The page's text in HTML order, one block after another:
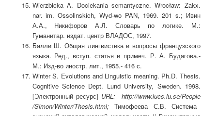
Wierzbicka A. Dociekania semantyczne. Wrocław: Zakx.
nar. im. Ossolinskich, Wyd-wo PAN, 1969. 201 s.; Ивин
А.А., Никифоров А.Л. Словарь по логике. М.:
Гуманитар. издат. центр ВЛАДОС, 1997.
Балли Ш. Общая лингвистика и вопросы французского
языка. Ред., вступ. статья и примеч. Р. А. Будагова.-
М.: Изд-во иностр. лит., 1955.- 416 с.
Winter S. Evolutions and Linguistic meaning. Ph.D. Thesis.
Cognitive Science Dept. Lund University, Sweden. 1998.
[Электронный ресурс] URL: http://www.lucs.lu.se/People
/Simon/Winter/Thesis.html;Тимофеева С.В. Система